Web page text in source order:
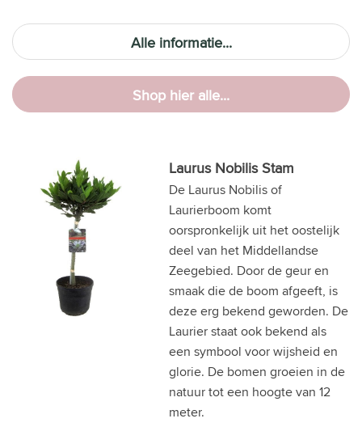
Alle informatie...
Shop hier alle...
Laurus Nobilis Stam
De Laurus Nobilis of
Laurierboom komt
oorspronkelijk uit het oostelijk
deel van het Middellandse
Zeegebied. Door de geur en
smaak die de boom afgeeft, is
deze erg bekend geworden. De
Laurier staat ook bekend als
een symbool voor wijsheid en
glorie. De bomen groeien in de
natuur tot een hoogte van 12
meter.